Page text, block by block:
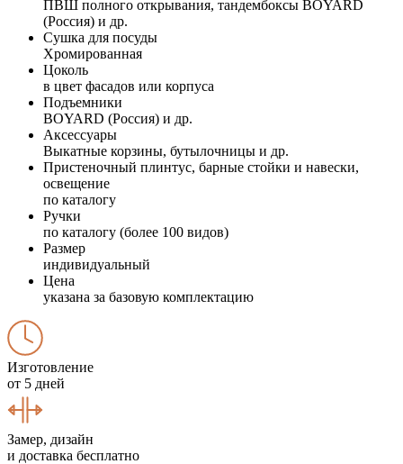
ПВШ полного открывания, тандембоксы BOYARD
(Россия) и др.
Сушка для посуды
Хромированная
Цоколь
в цвет фасадов или корпуса
Подъемники
BOYARD (Россия) и др.
Аксессуары
Выкатные корзины, бутылочницы и др.
Пристеночный плинтус, барные стойки и навески,
освещение
по каталогу
Ручки
по каталогу (более 100 видов)
Размер
индивидуальный
Цена
указана за базовую комплектацию
Изготовление
от 5 дней
Замер, дизайн
и доставка бесплатно